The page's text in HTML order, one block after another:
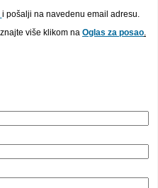
i pošalji na navedenu email adresu.
više klikom na Oglas za posao